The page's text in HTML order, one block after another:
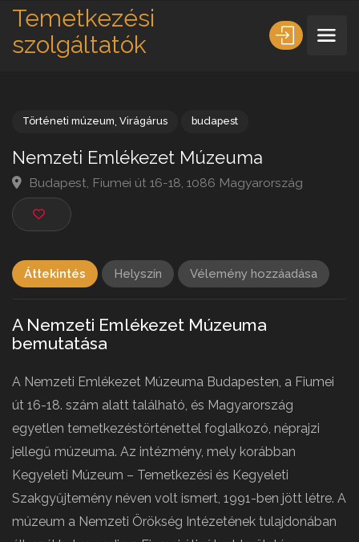
Temetkezési
szolgáltatók
Nemzeti Emlékezet Múzeuma
Budapest, Fiumei út 16-18, 1086 Magyarország
Áttekintés Helyszín Vélemény hozzáadása
A Nemzeti Emlékezet Múzeuma
bemutatása
A Nemzeti Emlékezet Múzeuma Budapesten, a Fiumei
út 16-18. szám alatt található, és Magyarország
egyetlen temetkezéstörténettel foglalkozó, néprajzi
jellegű múzeuma. Az intézmény, mely korábban
Kegyeleti Múzeum – Temetkezési és Kegyeleti
Szakgyűjtemény néven volt ismert, 1991-ben jött létre. A
múzeum a Nemzeti Örökség Intézetének tulajdonában